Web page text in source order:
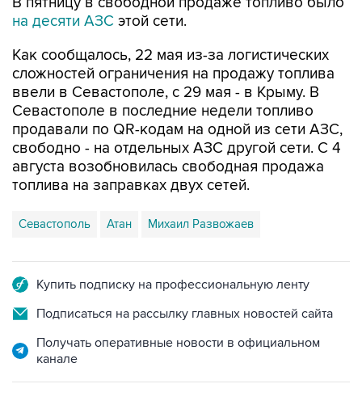
на десяти АЗС этой сети.
Как сообщалось, 22 мая из-за логистических
сложностей ограничения на продажу топлива
ввели в Севастополе, с 29 мая - в Крыму. В
Севастополе в последние недели топливо
продавали по QR-кодам на одной из сети АЗС,
свободно - на отдельных АЗС другой сети. С 4
августа возобновилась свободная продажа
топлива на заправках двух сетей.
Севастополь Атан Михаил Развожаев
Купить подписку на профессиональную ленту
Подписаться на рассылку главных новостей сайта
Получать оперативные новости в официальном
канале